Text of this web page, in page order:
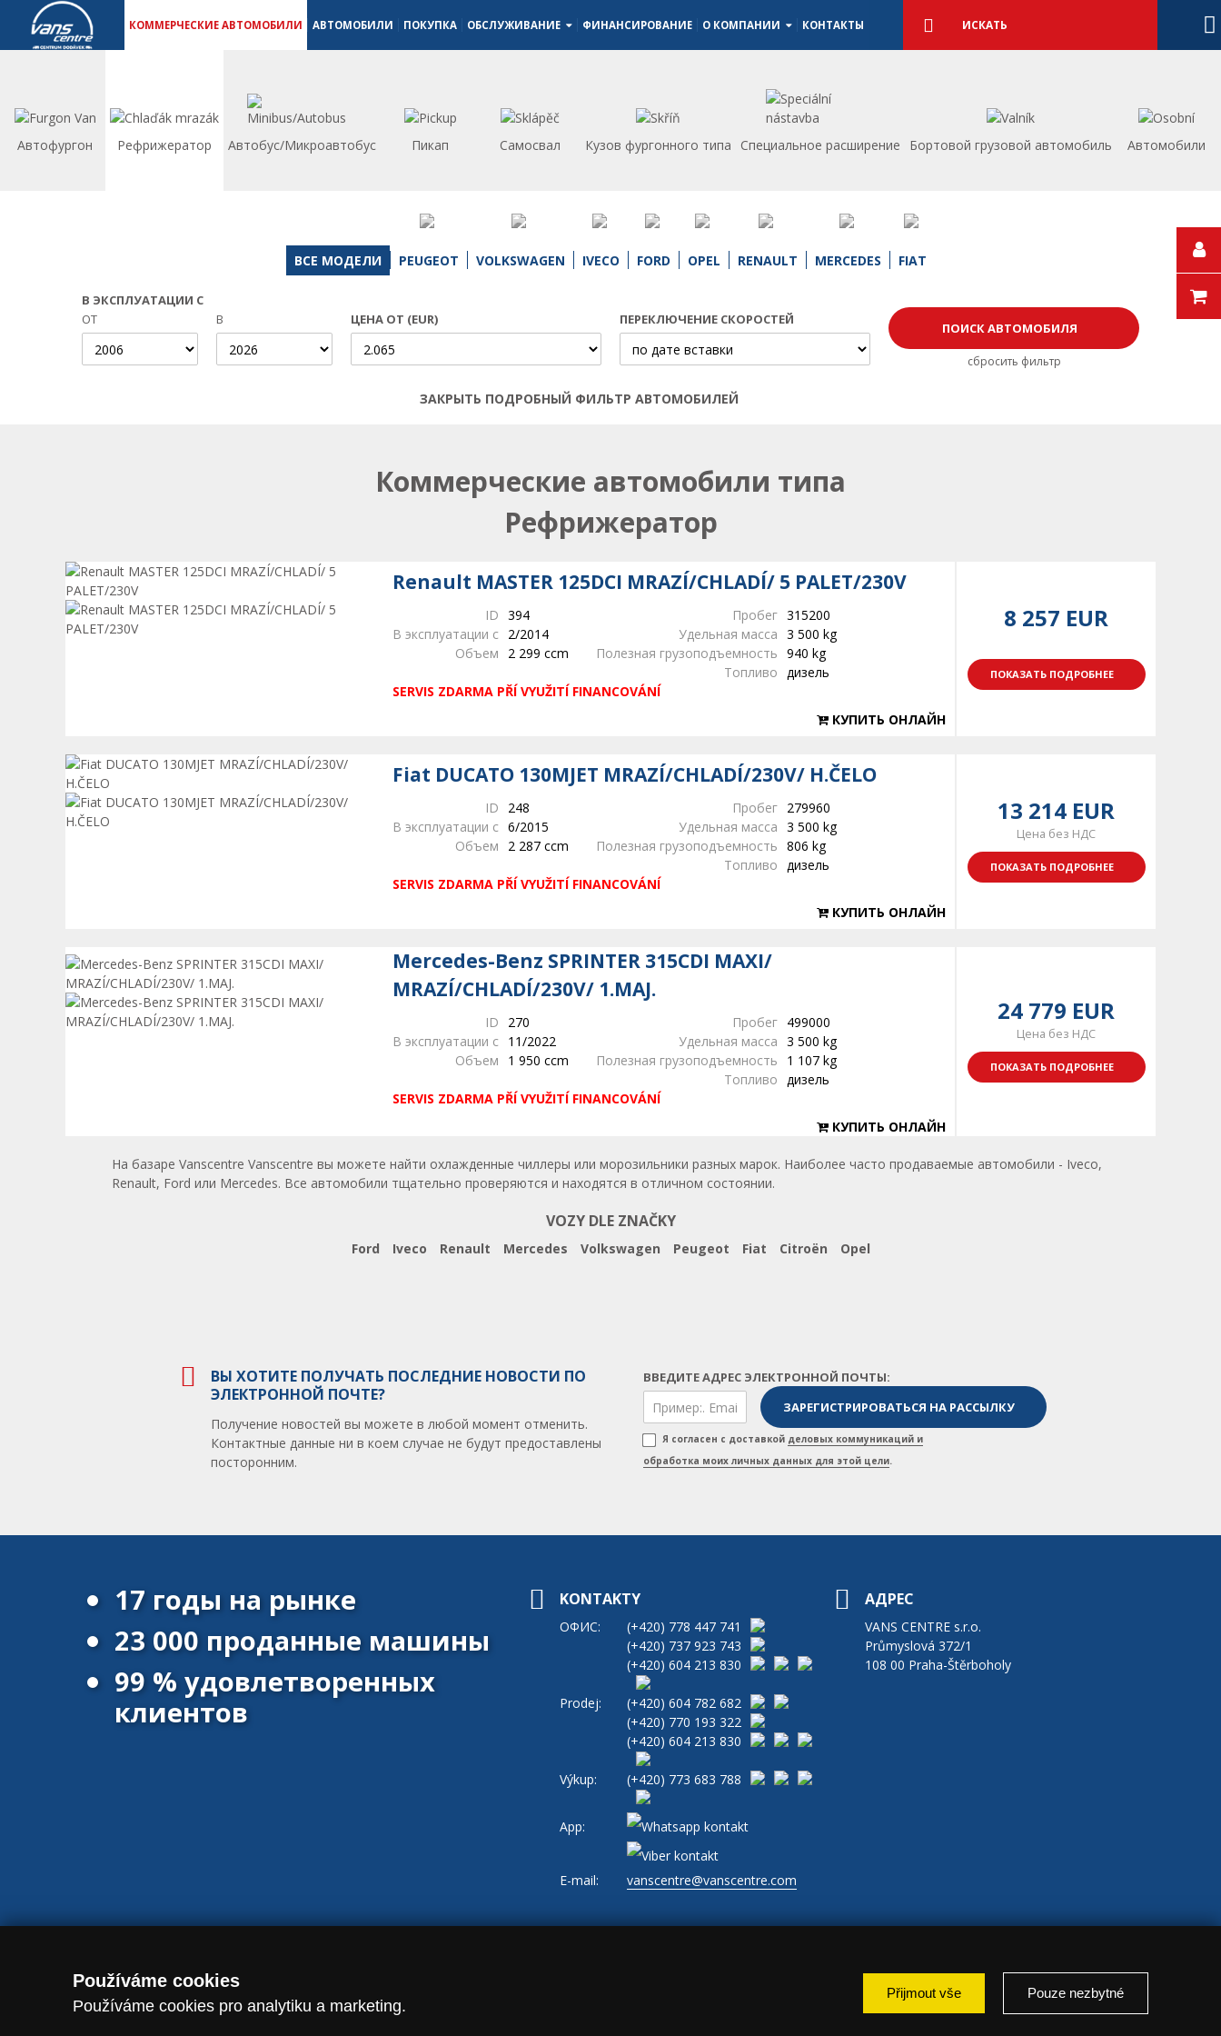
Коммерческие автомобили - Vanscentre
КОММЕРЧЕСКИЕ АВТОМОБИЛИ АВТОМОБИЛИ ПОКУПКА ОБСЛУЖИВАНИЕ ФИНАНСИРОВАНИЕ О КОМПАНИИ КОНТАКТЫ поиск Искать
Автофургон Рефрижератор Автобус/Микроавтобус Пикап Самосвал Кузов фургонного типа Специальное расширение Бортовой грузовой автомобиль Aвтомобили
ВСЕ МОДЕЛИ PEUGEOT VOLKSWAGEN IVECO FORD OPEL RENAULT MERCEDES FIAT
В ЭКСПЛУАТАЦИИ С
ОТ
В ЦЕНА ОТ (EUR) ПЕРЕКЛЮЧЕНИЕ СКОРОСТЕЙ
сбросить фильтр
ЗАКРЫТЬ ПОДРОБНЫЙ ФИЛЬТР АВТОМОБИЛЕЙ
Открыть | Закрыть фильтр
Коммерческие автомобили типа
Рефрижератор
Renault MASTER 125DCI MRAZÍ/CHLADÍ/ 5 PALET/230V
ID 394 Пробег 315200
В эксплуатации с 2/2014 Удельная масса 3 500 kg
Объем
2 299 ccm Полезная грузоподъемность 940 kg
Топливо дизель
SERVIS ZDARMA PŘÍ VYUŽITÍ FINANCOVÁNÍ
КУПИТЬ ОНЛАЙН
8 257 EUR
ПОКАЗАТЬ ПОДРОБНЕЕ
Fiat DUCATO 130MJET MRAZÍ/CHLADÍ/230V/ H.ČELO
ID 248 Пробег 279960
В эксплуатации с 6/2015 Удельная масса 3 500 kg
Объем
2 287 ccm Полезная грузоподъемность 806 kg
Топливо дизель
SERVIS ZDARMA PŘÍ VYUŽITÍ FINANCOVÁNÍ
КУПИТЬ ОНЛАЙН
13 214 EUR
Цена без НДС
ПОКАЗАТЬ ПОДРОБНЕЕ
Mercedes-Benz SPRINTER 315CDI MAXI/
MRAZÍ/CHLADÍ/230V/ 1.MAJ.
ID 270 Пробег 499000
В эксплуатации с 11/2022 Удельная масса 3 500 kg
Объем
1 950 ccm Полезная грузоподъемность
1 107 kg
Топливо дизель
SERVIS ZDARMA PŘÍ VYUŽITÍ FINANCOVÁNÍ
КУПИТЬ ОНЛАЙН
24 779 EUR
Цена без НДС
ПОКАЗАТЬ ПОДРОБНЕЕ
На базаре Vanscentre Vanscentre вы можете найти охлажденные чиллеры или морозильники разных марок. Наиболее часто продаваемые автомобили - Iveco,
Renault, Ford или Mercedes. Все автомобили тщательно проверяются и находятся в отличном состоянии.
VOZY DLE ZNAČKY
Ford Iveco Renault Mercedes Volkswagen Peugeot Fiat Citroën Opel
ВЫ ХОТИТЕ ПОЛУЧАТЬ ПОСЛЕДНИЕ НОВОСТИ ПО
ЭЛЕКТРОННОЙ ПОЧТЕ?
Получение новостей вы можете в любой момент отменить.
Контактные данные ни в коем случае не будут предоставлены
посторонним.
ВВЕДИТЕ АДРЕС ЭЛЕКТРОННОЙ ПОЧТЫ:
Я согласен с доставкой деловых коммуникаций и
обработка моих личных данных для этой цели.
17 годы на рынке
23 000 проданные машины
99 % удовлетворенных
клиентов
KONTAKTY
ОФИС: (+420) 778 447 741
(+420) 737 923 743
(+420) 604 213 830
Prodej: (+420) 604 782 682
(+420) 770 193 322
(+420) 604 213 830
Výkup: (+420) 773 683 788
App:
E-mail: vanscentre@vanscentre.com
АДРЕС
VANS CENTRE s.r.o.
Průmyslová 372/1
108 00 Praha-Štěrboholy
Používáme cookies
Používáme cookies pro analytiku a marketing.
Přijmout vše Pouze nezbytné